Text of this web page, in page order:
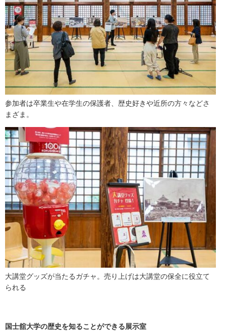
参加者は卒業生や在学生の保護者、歴史好きや近所の方々などさ
まざま。
大講堂グッズが当たるガチャ。売り上げは大講堂の保全に役立て
られる
国士舘大学の歴史を知ることができる展示室